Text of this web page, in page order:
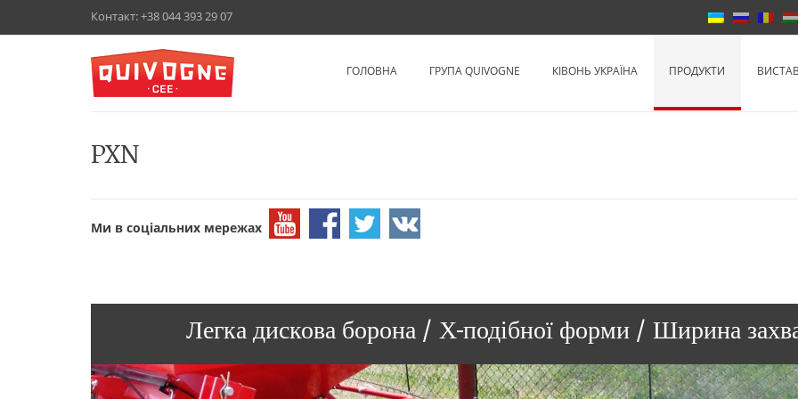
Контакт:+38 044 393 29 07
Ківонь
ГОЛОВНА ГРУПА QUIVOGNE КІВОНЬ УКРАЇНА ПРОДУКТИ
PXN
Ми в соціальних мережах
Легка дискова борона / Х-подібної форми / Ширина